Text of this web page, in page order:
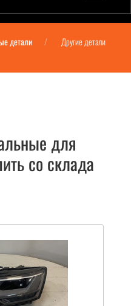
детали
Другие детали
для
со склада